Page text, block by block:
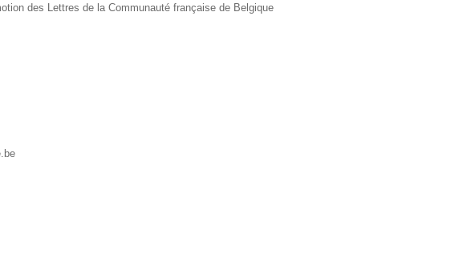
des Lettres de la Communauté française de Belgique